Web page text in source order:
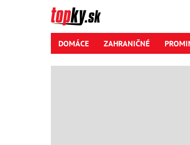
DOMÁCE ZAHRANIČNÉ